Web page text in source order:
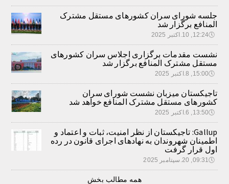
جلسه شورای سران کشورهای مستقل مشترک
المنافع برگزار شد
🕔12:24, 10.اکتبر 2025
نشست مقدمات برگزاری اجلاس سران کشورهای
مستقل مشترک المنافع برگزار شد
🕔15:00, 8.اکتبر 2025
تاجیکستان میزبان نشست شورای سران
کشورهای مستقل مشترک المنافع خواهد شد
🕔13:50, 6.اکتبر 2025
Gallup: تاجیکستان از نظر امنیت، ثبات و اعتماد و
اطمینان شهروندان به نهادهای اجرای قانون در رده
اول قرار گرفت
🕔09:31, 20.سپتامبر 2025
همه مطالب بخش